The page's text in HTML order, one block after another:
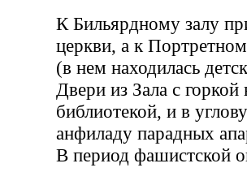
К Бильярдному залу
церкви, а к
(в нем находилась
Двери из Зала с
библиотекой, и в
анфиладу парадных
В период фашистской